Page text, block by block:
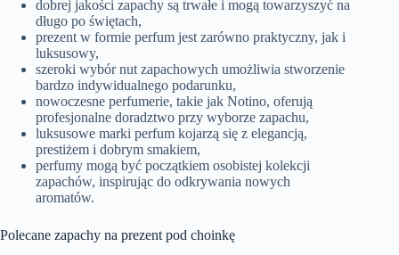
dobrej jakości zapachy są trwałe i mogą towarzyszyć na
długo po świętach,
prezent w formie perfum jest zarówno praktyczny, jak i
luksusowy,
szeroki wybór nut zapachowych umożliwia stworzenie
bardzo indywidualnego podarunku,
nowoczesne perfumerie, takie jak Notino, oferują
profesjonalne doradztwo przy wyborze zapachu,
luksusowe marki perfum kojarzą się z elegancją,
prestiżem i dobrym smakiem,
perfumy mogą być początkiem osobistej kolekcji
zapachów, inspirując do odkrywania nowych
aromatów.
Polecane zapachy na prezent pod choinkę